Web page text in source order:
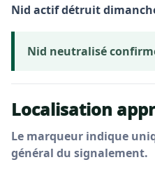
Nid actif détruit
Nid neutralisé
Localisation
Le marqueur indique
général du signalement.